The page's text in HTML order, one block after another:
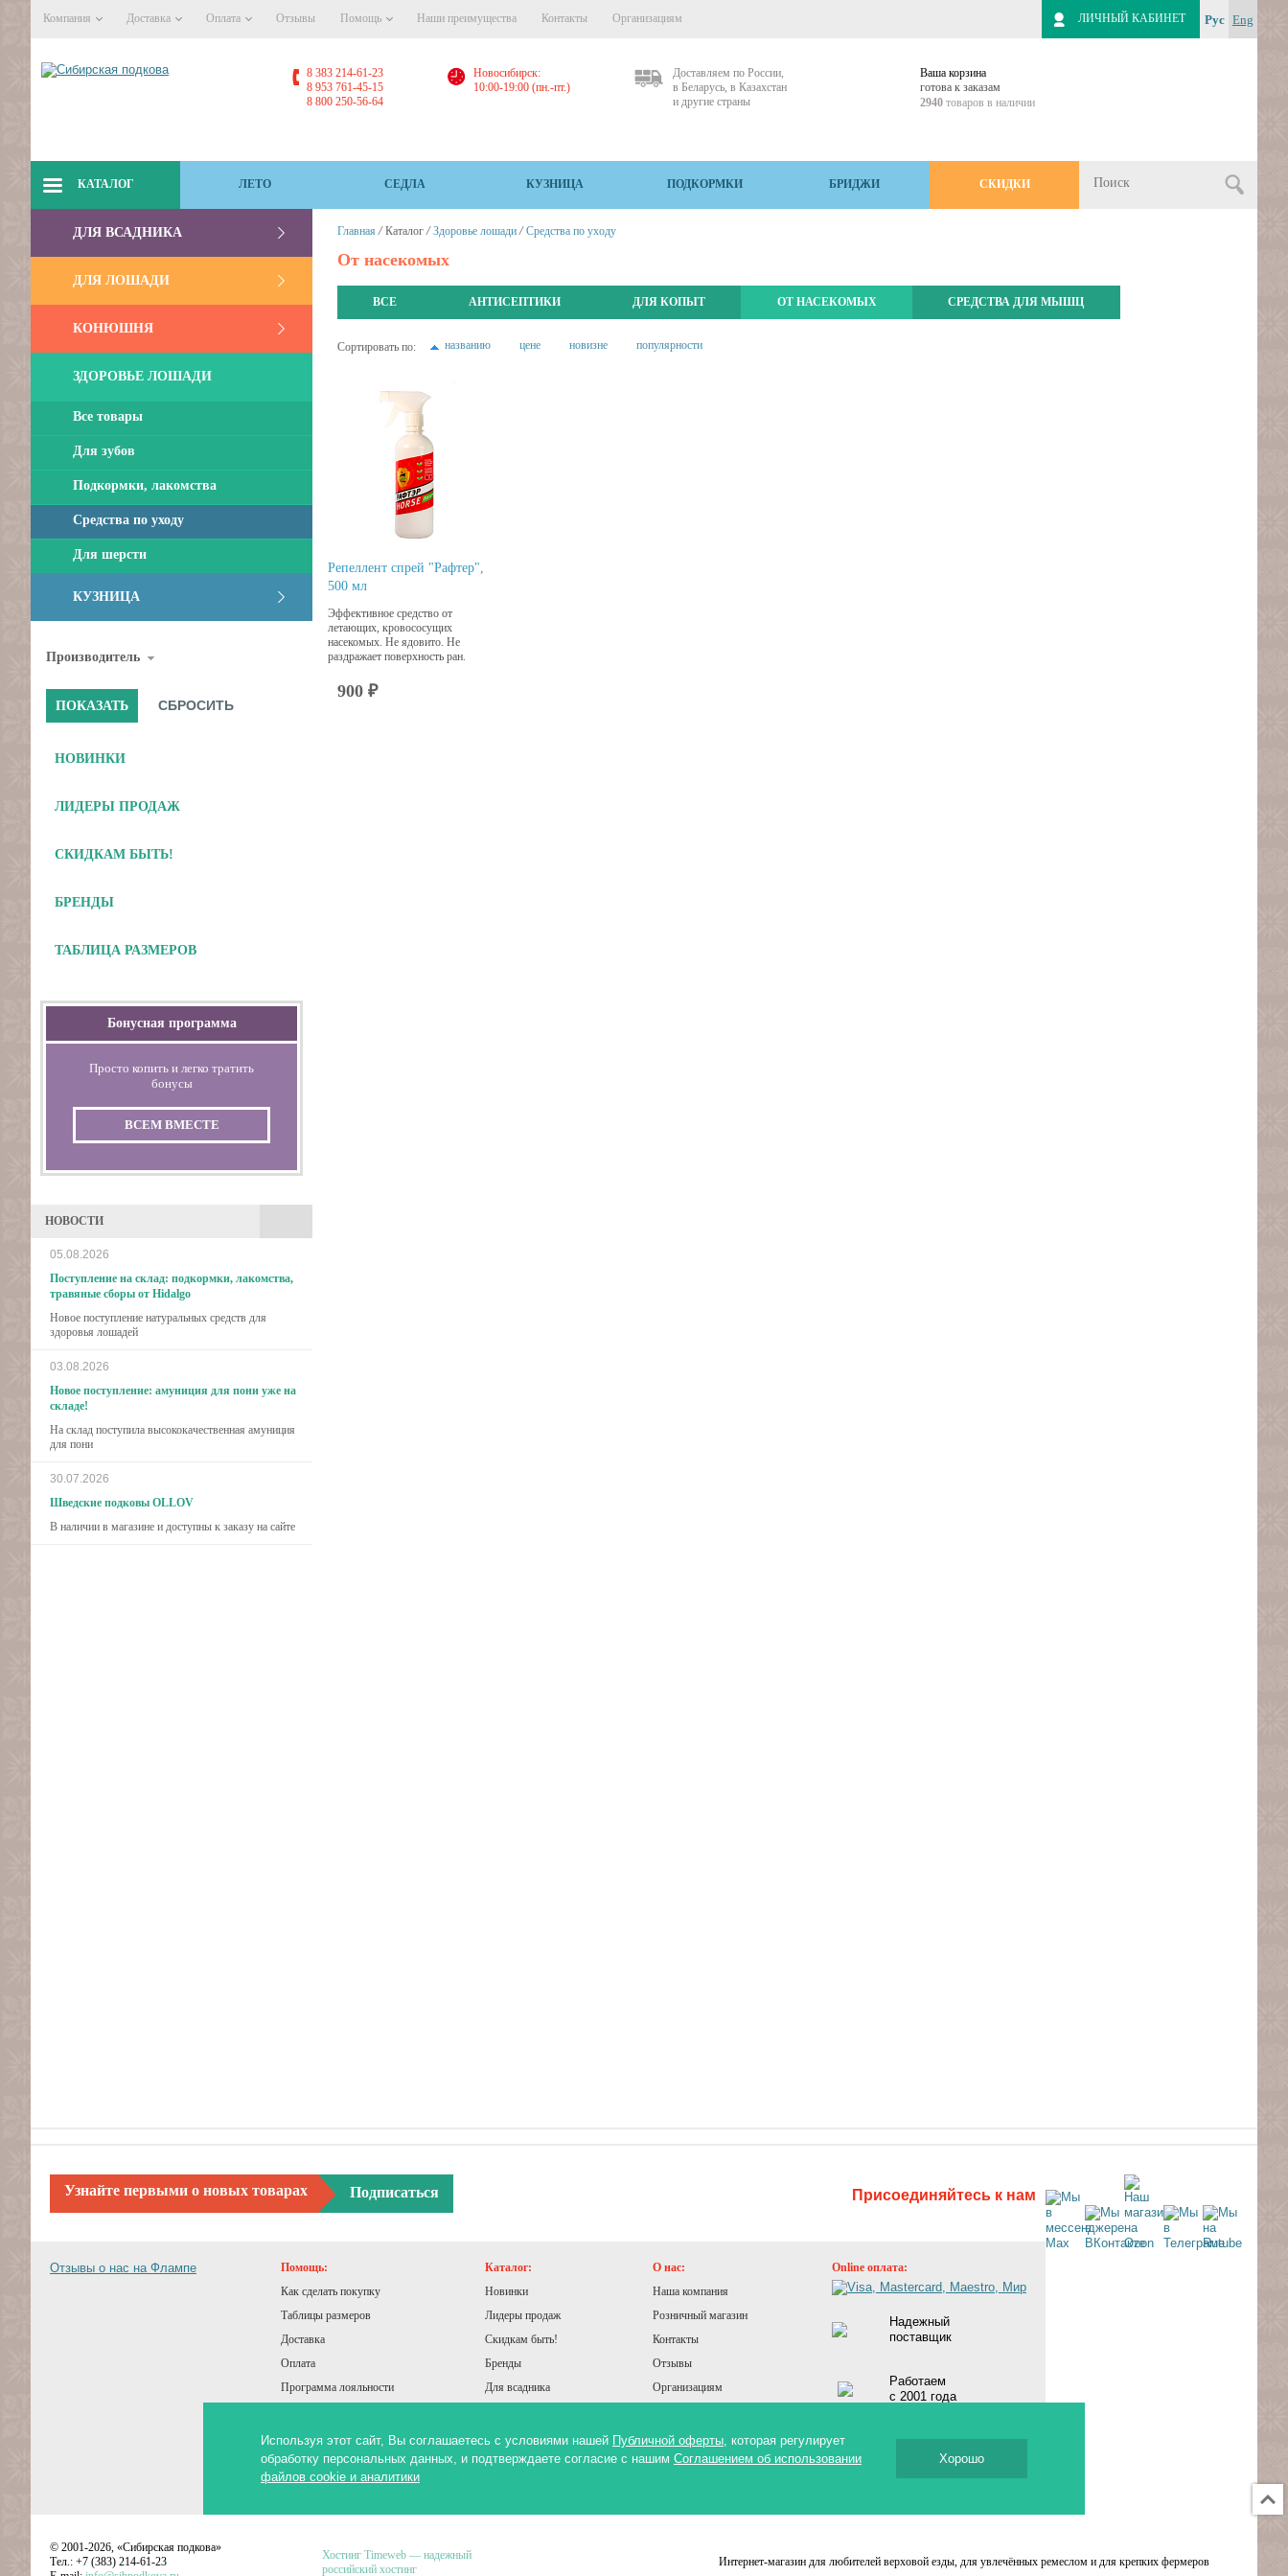
Компания Доставка Оплата Отзывы Помощь Наши преимущества Контакты Организациям Рус Eng
ЛИЧНЫЙ КАБИНЕТ
8 383 214-61-23
8 953 761-45-15
8 800 250-56-64
Новосибирск:
10:00-19:00 (пн.-пт.)
Доставляем по России,
в Беларусь, в Казахстан
и другие страны
Ваша корзина
готова к заказам
2940 товаров в наличии
КАТАЛОГ ЛЕТО СЕДЛА КУЗНИЦА ПОДКОРМКИ БРИДЖИ СКИДКИ
ДЛЯ ВСАДНИКА
ДЛЯ ЛОШАДИ
КОНЮШНЯ
ЗДОРОВЬЕ ЛОШАДИ
Все товары
Для зубов
Подкормки, лакомства
Средства по уходу
Для шерсти
КУЗНИЦА
Производитель
НОВИНКИ
ЛИДЕРЫ ПРОДАЖ
СКИДКАМ БЫТЬ!
БРЕНДЫ
ТАБЛИЦА РАЗМЕРОВ
Бонусная программа
Просто копить и легко тратить
бонусы
ВСЕМ ВМЕСТЕ
НОВОСТИ
05.08.2026
Поступление на склад: подкормки, лакомства,
травяные сборы от Hidalgo
Новое поступление натуральных средств для
здоровья лошадей
03.08.2026
Новое поступление: амуниция для пони уже на
складе!
На склад поступила высококачественная амуниция
для пони
30.07.2026
Шведские подковы OLLOV
В наличии в магазине и доступны к заказу на сайте
Главная / Каталог / Здоровье лошади / Средства по уходу
От насекомых
ВСЕ АНТИСЕПТИКИ ДЛЯ КОПЫТ ОТ НАСЕКОМЫХ СРЕДСТВА ДЛЯ МЫШЦ
Сортировать по: названию цене новизне популярности
Репеллент спрей "Рафтер",
500 мл
Эффективное средство от
летающих, кровососущих
насекомых. Не ядовито. Не
раздражает поверхность ран.
900 ₽
Узнайте первыми о новых товарах Подписаться Присоединяйтесь к нам
Отзывы о нас на Флампе
Помощь:
Как сделать покупку
Таблицы размеров
Доставка
Оплата
Программа лояльности
Советы покупателям
Статьи и обзоры
Публичная оферта
Каталог:
Новинки
Лидеры продаж
Скидкам быть!
Бренды
Для всадника
Конюшня
Здоровье лошади
О нас:
Наша компания
Розничный магазин
Контакты
Отзывы
Организациям
Online оплата:
Надежный
поставщик
Работаем
с 2001 года
© 2001-2026, «Сибирская подкова»
Тел.: +7 (383) 214-61-23
Хостинг Timeweb — надежный
российский хостинг
Интернет-магазин для любителей верховой езды, для увлечённых ремеслом и для крепких фермеров
Используя этот сайт, Вы соглашаетесь с условиями нашей Публичной оферты, которая регулирует
обработку персональных данных, и подтверждаете согласие с нашим Соглашением об использовании
файлов cookie и аналитики
Хорошо